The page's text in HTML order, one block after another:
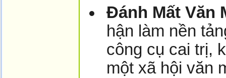
Đánh Mất Văn
hận làm nền
công cụ cai trị,
một xã hội văn